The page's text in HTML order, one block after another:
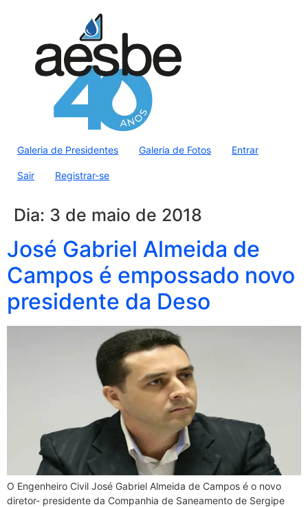
Galeria de Presidentes Galeria de Fotos Entrar
Sair Registrar-se
Dia: 3 de maio de 2018
José Gabriel Almeida de
Campos é empossado novo
presidente da Deso
O Engenheiro Civil José Gabriel Almeida de Campos é o novo
diretor- presidente da Companhia de Saneamento de Sergipe